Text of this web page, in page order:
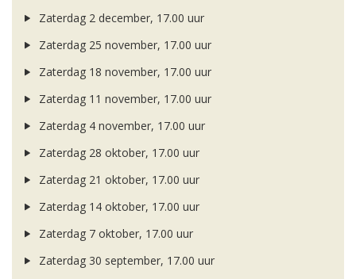
Zaterdag 2 december, 17.00 uur
Zaterdag 25 november, 17.00 uur
Zaterdag 18 november, 17.00 uur
Zaterdag 11 november, 17.00 uur
Zaterdag 4 november, 17.00 uur
Zaterdag 28 oktober, 17.00 uur
Zaterdag 21 oktober, 17.00 uur
Zaterdag 14 oktober, 17.00 uur
Zaterdag 7 oktober, 17.00 uur
Zaterdag 30 september, 17.00 uur